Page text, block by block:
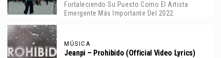
Fortaleciendo Su Puesto Como El Artista
Emergente Más Importante Del 2022
MÚSICA
Jeanpi – Prohibido (Official Video Lyrics)